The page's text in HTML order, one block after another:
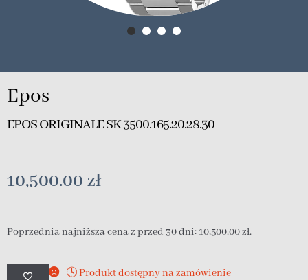
Epos
EPOS ORIGINALE SK 3500.165.20.28.30
10,500.00 zł
Poprzednia najniższa cena z przed 30 dni:10,500.00zł.
🕓 Produkt dostępny na zamówienie